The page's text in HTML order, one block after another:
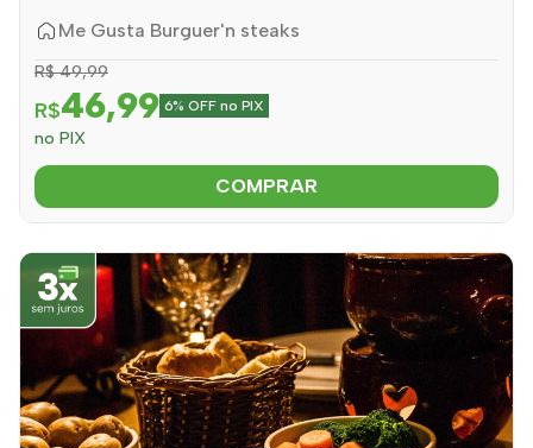
Me Gusta Burguer'n steaks
R$ 49,99
R$46,99 6% OFF no PIX
no PIX
COMPRAR